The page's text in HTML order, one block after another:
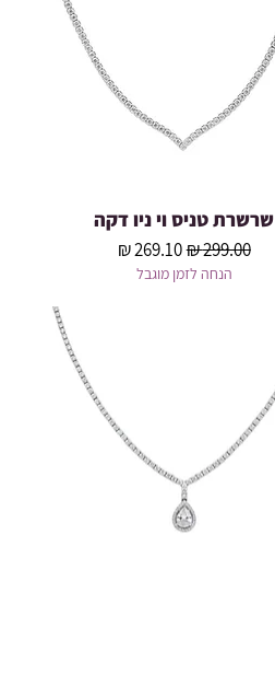
תצוגה מהירה
שרשרת טניס וי ניו דקה
מחיר רגיל‏299.00 ‏₪ מחיר מבצע‏269.10 ‏₪
הנחה לזמן מוגבל